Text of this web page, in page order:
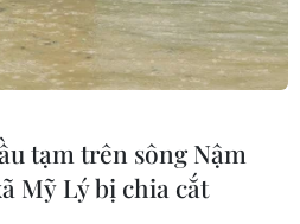
kỳ vọng kết quả kinh
tạm trên sông Nậm
Mỹ Lý bị chia cắt